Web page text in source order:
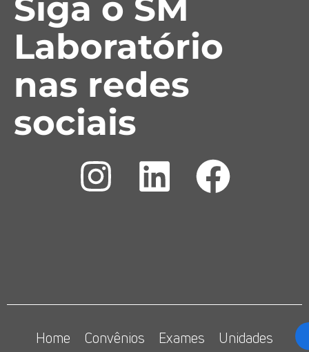
Siga o SM
Laboratório
nas redes
sociais
Home Convênios Exames
Unidades